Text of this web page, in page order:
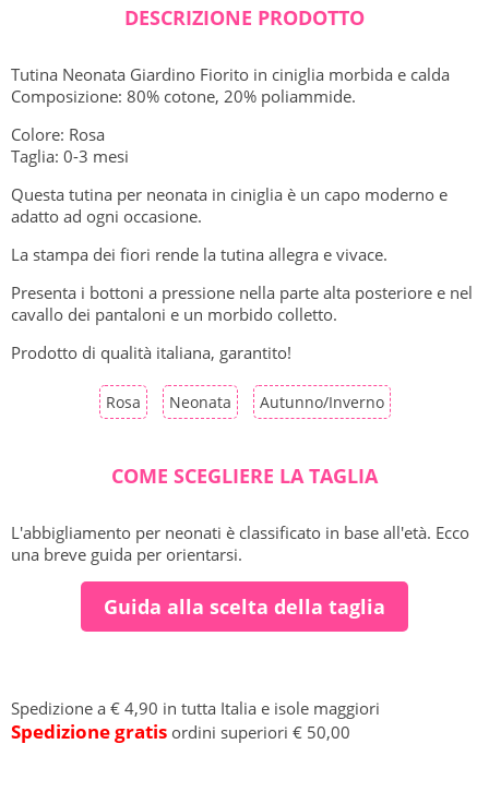
DESCRIZIONE PRODOTTO
Tutina Neonata Giardino Fiorito in ciniglia morbida e calda
Composizione: 80% cotone, 20% poliammide.
Colore: Rosa
Taglia: 0-3 mesi
Questa tutina per neonata in ciniglia è un capo moderno e
adatto ad ogni occasione.
La stampa dei fiori rende la tutina allegra e vivace.
Presenta i bottoni a pressione nella parte alta posteriore e nel
cavallo dei pantaloni e un morbido colletto.
Prodotto di qualità italiana, garantito!
Rosa Neonata Autunno/Inverno
COME SCEGLIERE LA TAGLIA
L'abbigliamento per neonati è classificato in base all'età. Ecco
una breve guida per orientarsi.
Guida alla scelta della taglia
Spedizione a € 4,90 in tutta Italia e isole maggiori
Spedizione gratis ordini superiori € 50,00